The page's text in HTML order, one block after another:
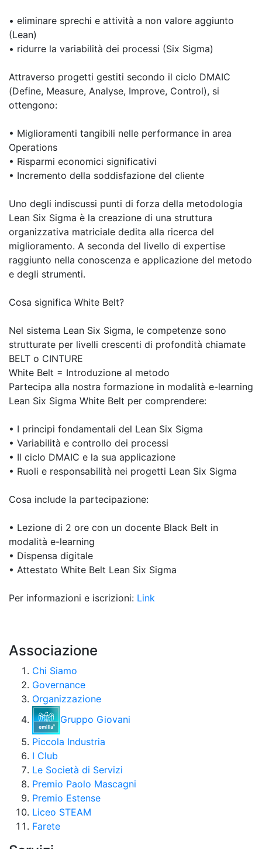
• eliminare sprechi e attività a non valore aggiunto
(Lean)
• ridurre la variabilità dei processi (Six Sigma)
Attraverso progetti gestiti secondo il ciclo DMAIC
(Define, Measure, Analyse, Improve, Control), si
ottengono:
• Miglioramenti tangibili nelle performance in area
Operations
• Risparmi economici significativi
• Incremento della soddisfazione del cliente
Uno degli indiscussi punti di forza della metodologia
Lean Six Sigma è la creazione di una struttura
organizzativa matriciale dedita alla ricerca del
miglioramento. A seconda del livello di expertise
raggiunto nella conoscenza e applicazione del metodo
e degli strumenti.
Cosa significa White Belt?
Nel sistema Lean Six Sigma, le competenze sono
strutturate per livelli crescenti di profondità chiamate
BELT o CINTURE
White Belt = Introduzione al metodo
Partecipa alla nostra formazione in modalità e-learning
Lean Six Sigma White Belt per comprendere:
• I principi fondamentali del Lean Six Sigma
• Variabilità e controllo dei processi
• Il ciclo DMAIC e la sua applicazione
• Ruoli e responsabilità nei progetti Lean Six Sigma
Cosa include la partecipazione:
• Lezione di 2 ore con un docente Black Belt in
modalità e-learning
• Dispensa digitale
• Attestato White Belt Lean Six Sigma
Per informazioni e iscrizioni: Link
Associazione
Chi Siamo
Governance
Organizzazione
Gruppo Giovani
Piccola Industria
I Club
Le Società di Servizi
Premio Paolo Mascagni
Premio Estense
Liceo STEAM
Farete